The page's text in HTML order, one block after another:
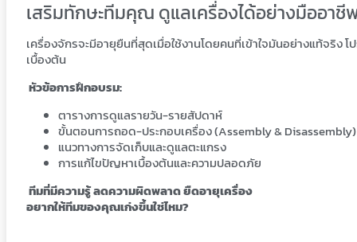
เสริมทักษะทีมคุณ ดูแลเครื่องได้อย่างมืออาชี
เครื่องจักรจะมีอายุยืนที่สุดเมื่อใช้งานโดยคนที่เข้าใจมันอย่างแท้จริง
เบื้องต้น
หัวข้อการฝึกอบรม:
ตารางการดูแลรายวัน-รายสัปดาห์
ขั้นตอนการถอด-ประกอบเครื่อง (Assembly & Disassembly)
แนวทางการจัดเก็บและดูแลตะแกรง
การแก้ไขปัญหาเบื้องต้นและความปลอดภัย
ทีมที่มีความรู้ ลดความผิดพลาด ยืดอายุเครื่อง
อยากให้ทีมของคุณเก่งขึ้นใช่ไหม?